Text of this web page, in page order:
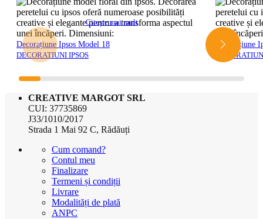
Citește mai mult
Decorațiune Ipsos Model 18
DECORATIUNI IPSOS
Decorațiune
CREATIVE MARGOT SRL
CUI: 37735869
J33/1010/2017
Strada 1 Mai 92 C, Rădăuți
Cum comand?
Contul meu
Finalizare
Termeni și condiții
Livrare
Modalități de plată
ANPC